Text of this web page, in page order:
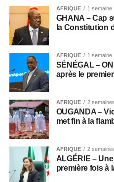
AFRIQUE 1 semaine .
GHANA – Cap
la Constitution
AFRIQUE 1 semaine .
SÉNÉGAL –
après le
AFRIQUE 2 semaines
OUGANDA –
met fin à la
AFRIQUE 2 semaines
ALGÉRIE –
première fois à